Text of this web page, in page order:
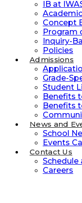
IB at
Concept
Program
Inquiry-
Policies
Admissions
Grade-
Student
Benefits
Benefits
News and
School
Events
Contact Us
Schedule
Careers